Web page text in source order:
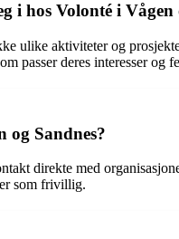
i hos Volonté i Vågen
ulike aktiviteter og
passer deres interesser og
Sandnes?
direkte med
som frivillig.